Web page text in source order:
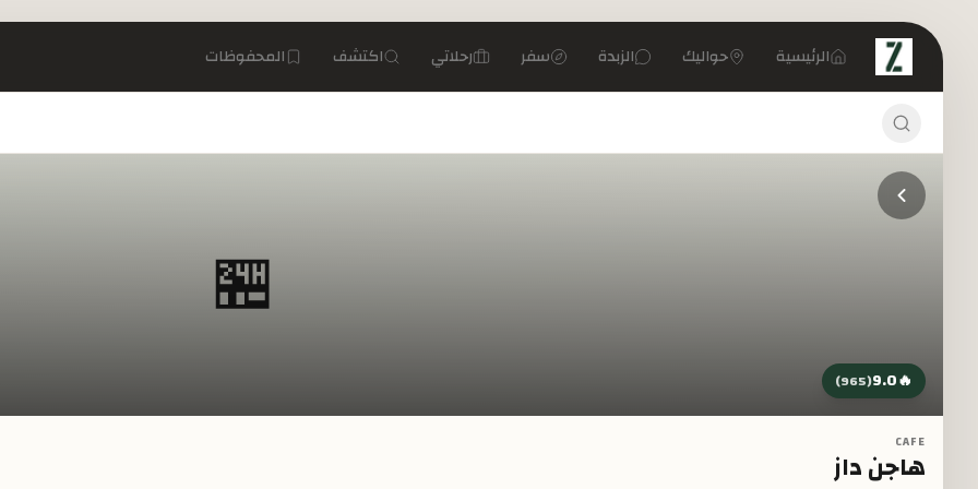
تخطي إلى المحتوى الرئيسي
الرئيسية حواليك الزبدة سفر رحلاتي اكتشف المحفوظات
🏪
🔥
9.0
(
965
)
CAFE
هاجن داز